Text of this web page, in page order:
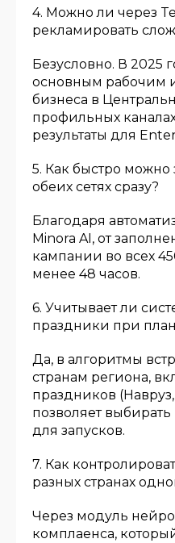
4. Можно ли через
рекламировать
Безусловно. В 2025
основным рабочим
бизнеса в
профильных
результаты для
5. Как быстро можно
обеих сетях сразу?
Благодаря
Minora AI, от
кампании во всех
менее 48 часов.
6. Учитывает ли
праздники при
Да, в алгоритмы
странам региона,
праздников
позволяет
для запусков.
7. Как
разных странах
Через модуль
комплаенса,